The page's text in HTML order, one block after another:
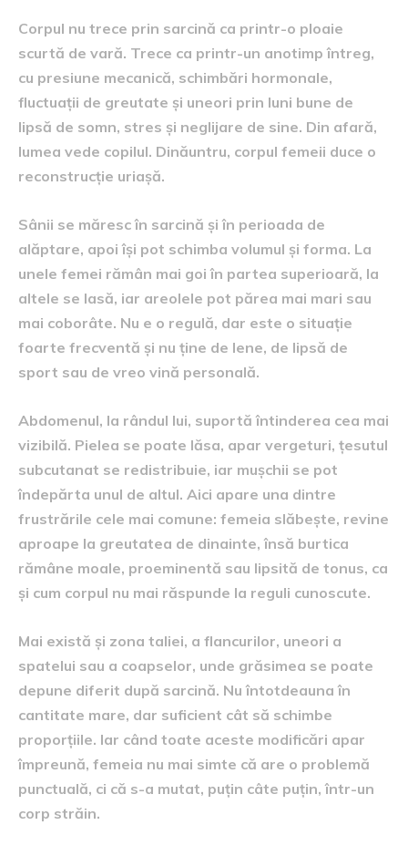
Corpul nu trece prin sarcină ca printr-o ploaie
scurtă de vară. Trece ca printr-un anotimp întreg,
cu presiune mecanică, schimbări hormonale,
fluctuații de greutate și uneori prin luni bune de
lipsă de somn, stres și neglijare de sine. Din afară,
lumea vede copilul. Dinăuntru, corpul femeii duce o
reconstrucție uriașă.
Sânii se măresc în sarcină și în perioada de
alăptare, apoi își pot schimba volumul și forma. La
unele femei rămân mai goi în partea superioară, la
altele se lasă, iar areolele pot părea mai mari sau
mai coborâte. Nu e o regulă, dar este o situație
foarte frecventă și nu ține de lene, de lipsă de
sport sau de vreo vină personală.
Abdomenul, la rândul lui, suportă întinderea cea mai
vizibilă. Pielea se poate lăsa, apar vergeturi, țesutul
subcutanat se redistribuie, iar mușchii se pot
îndepărta unul de altul. Aici apare una dintre
frustrările cele mai comune: femeia slăbește, revine
aproape la greutatea de dinainte, însă burtica
rămâne moale, proeminentă sau lipsită de tonus, ca
și cum corpul nu mai răspunde la reguli cunoscute.
Mai există și zona taliei, a flancurilor, uneori a
spatelui sau a coapselor, unde grăsimea se poate
depune diferit după sarcină. Nu întotdeauna în
cantitate mare, dar suficient cât să schimbe
proporțiile. Iar când toate aceste modificări apar
împreună, femeia nu mai simte că are o problemă
punctuală, ci că s-a mutat, puțin câte puțin, într-un
corp străin.